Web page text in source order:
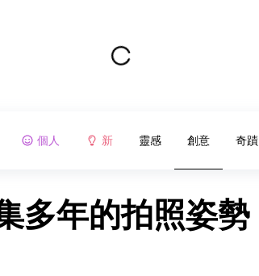
個人 新 靈感 創意 奇蹟
多年的拍照姿勢